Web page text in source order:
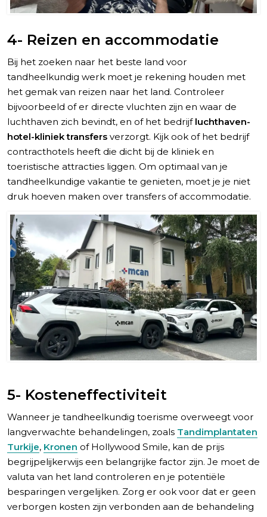
4- Reizen en accommodatie
Bij het zoeken naar het beste land voor
tandheelkundig werk moet je rekening houden met
het gemak van reizen naar het land. Controleer
bijvoorbeeld of er directe vluchten zijn en waar de
luchthaven zich bevindt, en of het bedrijf luchthaven-
hotel-kliniek transfers verzorgt. Kijk ook of het bedrijf
contracthotels heeft die dicht bij de kliniek en
toeristische attracties liggen. Om optimaal van je
tandheelkundige vakantie te genieten, moet je je niet
druk hoeven maken over transfers of accommodatie.
5- Kosteneffectiviteit
Wanneer je tandheelkundig toerisme overweegt voor
langverwachte behandelingen, zoals Tandimplantaten
Turkije, Kronen of Hollywood Smile, kan de prijs
begrijpelijkerwijs een belangrijke factor zijn. Je moet de
valuta van het land controleren en je potentiële
besparingen vergelijken. Zorg er ook voor dat er geen
verborgen kosten zijn verbonden aan de behandeling